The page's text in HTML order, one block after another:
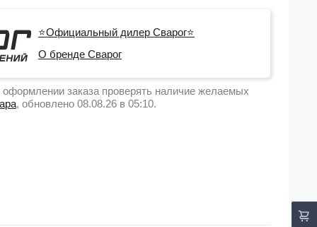
⭐Официальный дилер Сварог⭐
О бренде Сварог
заказа проверять наличие желаемых
, обновлено 08.08.26 в 05:10.